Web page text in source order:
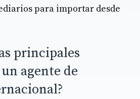
para importar desde
principales
agente de